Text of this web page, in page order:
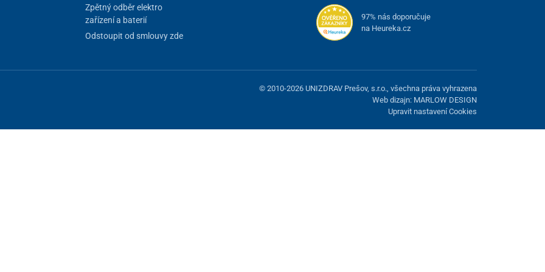
Zpětný odběr elektro
zařízení a baterií
Odstoupit od smlouvy zde
97% nás doporučuje
na Heureka.cz
© 2010-2026 UNIZDRAV Prešov, s.r.o., všechna práva vyhrazena
Web dizajn: MARLOW DESIGN
Upravit nastavení Cookies